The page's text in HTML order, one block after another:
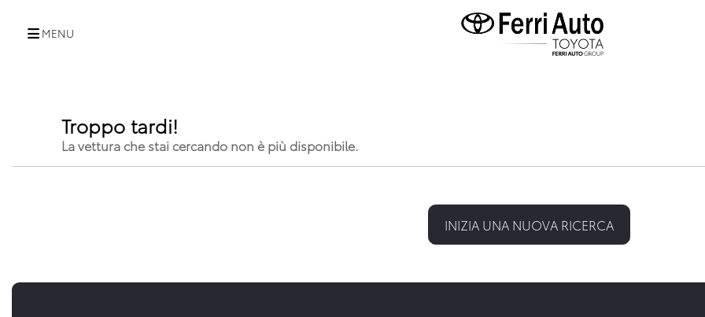
MENU
Troppo tardi!
La vettura che stai cercando non è più disponibile.
INIZIA UNA NUOVA RICERCA